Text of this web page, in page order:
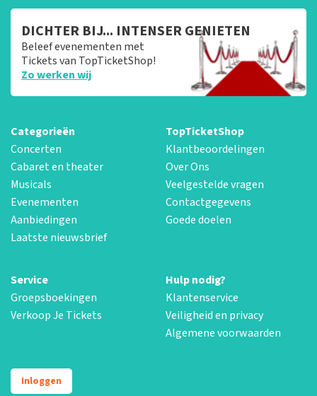
DICHTER BIJ... INTENSER GENIETEN
Beleef evenementen met
Tickets van TopTicketShop!
Zo werken wij
Categorieën
Concerten
Cabaret en theater
Musicals
Evenementen
Aanbiedingen
Laatste nieuwsbrief
TopTicketShop
Klantbeoordelingen
Over Ons
Veelgestelde vragen
Contactgegevens
Goede doelen
Service
Groepsboekingen
Verkoop Je Tickets
Hulp nodig?
Klantenservice
Veiligheid en privacy
Algemene voorwaarden
Inloggen